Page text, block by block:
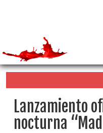
Lanzamiento
nocturna